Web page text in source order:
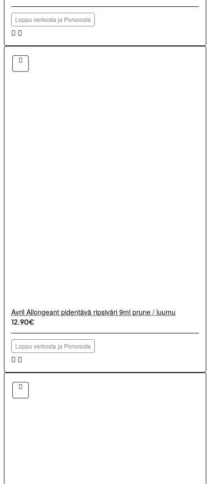
Loppu verkosta ja Porvoosta
Avril Allongeant pidentävä ripsiväri 9ml prune / luumu
12.90€
Loppu verkosta ja Porvoosta